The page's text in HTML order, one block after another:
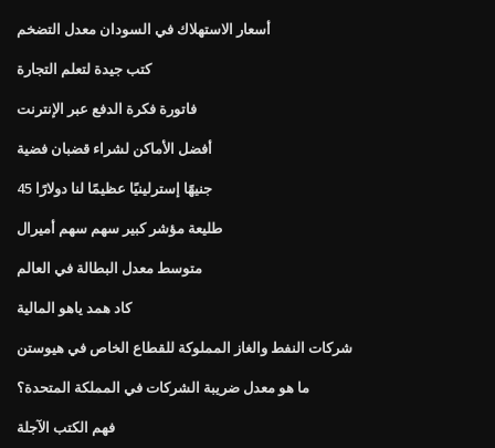
أسعار الاستهلاك في السودان معدل التضخم
كتب جيدة لتعلم التجارة
فاتورة فكرة الدفع عبر الإنترنت
أفضل الأماكن لشراء قضبان فضية
45 جنيهًا إسترلينيًا عظيمًا لنا دولارًا
طليعة مؤشر كبير سهم سهم أميرال
متوسط ​​معدل البطالة في العالم
كاد همد ياهو المالية
شركات النفط والغاز المملوكة للقطاع الخاص في هيوستن
ما هو معدل ضريبة الشركات في المملكة المتحدة؟
فهم الكتب الآجلة